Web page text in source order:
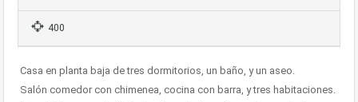
400
Casa en planta baja de tres dormitorios, un baño, y un aseo.
Salón comedor con chimenea, cocina con barra, y tres habitaciones.